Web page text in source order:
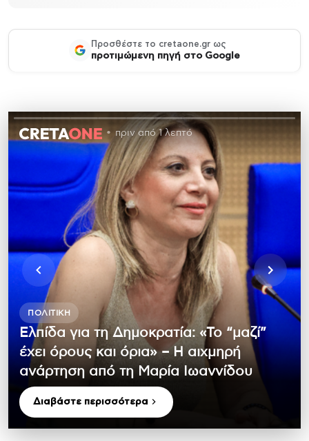
Προσθέστε το cretaone.gr ως
προτιμώμενη πηγή στο Google
πριν από 1 λεπτό
ΠΟΛΙΤΙΚΉ
Ελπίδα για τη Δημοκρατία: «Το “μαζί”
έχει όρους και όρια» – Η αιχμηρή
ανάρτηση από τη Μαρία Ιωαννίδου
Διαβάστε περισσότερα